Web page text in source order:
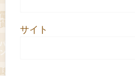
サイト